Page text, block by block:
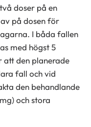
doser på en
på dosen för
I båda fallen
med högst 5
att den planerade
fall och vid
den behandlande
och stora